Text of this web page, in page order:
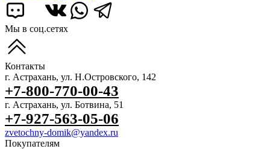
Мы в соц.сетях
Контакты
г. Астрахань, ул. Н.Островского, 142
+7-800-770-00-43
г. Астрахань, ул. Ботвина, 51
+7-927-563-05-06
zvetochny-domik@yandex.ru
Покупателям